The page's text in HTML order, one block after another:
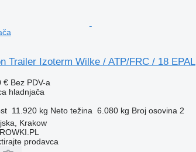
Trailer Izoterm Wilke / ATP/FRC / 18 EPAL
€ Bez PDV-a
hladnjača
11.920 kg Neto težina 6.080 kg Broj osovina 2
Krakow
prodavca